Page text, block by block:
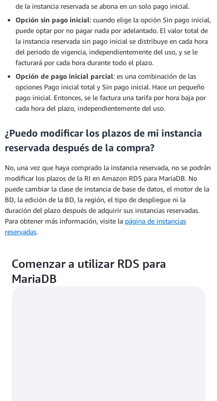
de la instancia reservada se abona en un solo pago inicial.
Opción sin pago inicial: cuando elige la opción Sin pago inicial,
puede optar por no pagar nada por adelantado. El valor total de
la instancia reservada sin pago inicial se distribuye en cada hora
del periodo de vigencia, independientemente del uso, y se le
facturará por cada hora durante todo el plazo.
Opción de pago inicial parcial: es una combinación de las
opciones Pago inicial total y Sin pago inicial. Hace un pequeño
pago inicial. Entonces, se le factura una tarifa por hora baja por
cada hora del plazo, independientemente del uso.
¿Puedo modificar los plazos de mi instancia
reservada después de la compra?
No, una vez que haya comprado la instancia reservada, no se podrán
modificar los plazos de la RI en Amazon RDS para MariaDB. No
puede cambiar la clase de instancia de base de datos, el motor de la
BD, la edición de la BD, la región, el tipo de despliegue ni la
duración del plazo después de adquirir sus instancias reservadas.
Para obtener más información, visite la página de instancias
reservadas.
Comenzar a utilizar RDS para
MariaDB